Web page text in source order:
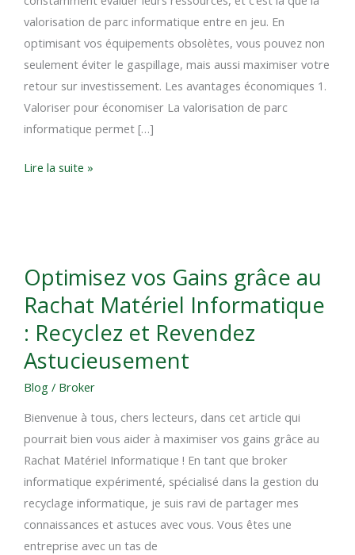
valorisation de parc informatique entre en jeu. En
optimisant vos équipements obsolètes, vous pouvez non
seulement éviter le gaspillage, mais aussi maximiser votre
retour sur investissement. Les avantages économiques 1.
Valoriser pour économiser La valorisation de parc
informatique permet […]
informatique
expliquée
Lire la suite »
Optimisez vos Gains grâce au
Rachat Matériel Informatique
: Recyclez et Revendez
Astucieusement
Blog/ Broker
Bienvenue à tous, chers lecteurs, dans cet article qui
pourrait bien vous aider à maximiser vos gains grâce au
Rachat Matériel Informatique ! En tant que broker
informatique expérimenté, spécialisé dans la gestion du
recyclage informatique, je suis ravi de partager mes
connaissances et astuces avec vous. Vous êtes une
entreprise avec un tas de
vos
Gains
au
Rachat
Matériel
:
Recyclez
et
Revendez
Astucieusement